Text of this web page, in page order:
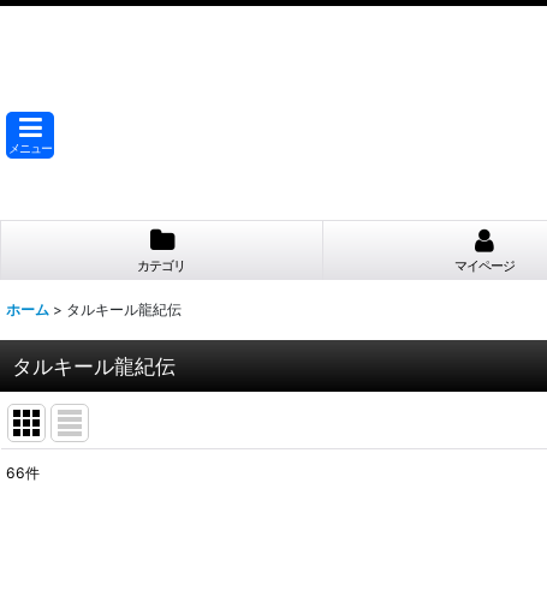
メニュー
カテゴリ マイページ
ホーム > タルキール龍紀伝
タルキール龍紀伝
66件